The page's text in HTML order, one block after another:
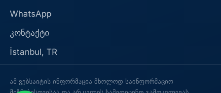
WhatsApp
კონტაქტი
İstanbul, TR
ამ ვებსაიტის ინფორმაცია მხოლოდ საინფორმაციო